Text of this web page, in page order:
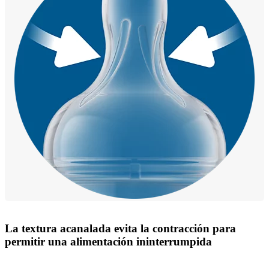
La textura acanalada evita la contracción para
permitir una alimentación ininterrumpida